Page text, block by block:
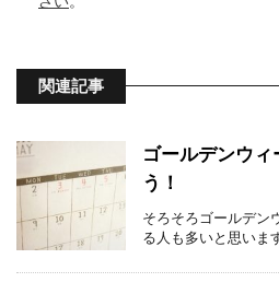
関連記事
ゴールデンウ
う！
そろそろゴールデン
る人も多いと思いま